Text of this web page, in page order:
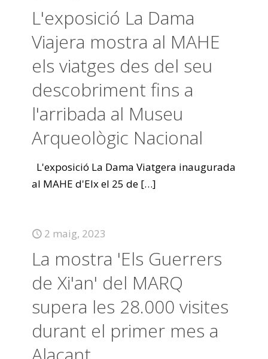
L'exposició La Dama
Viajera mostra al MAHE
els viatges des del seu
descobriment fins a
l'arribada al Museu
Arqueològic Nacional
L'exposició La Dama Viatgera inaugurada
al MAHE d'Elx el 25 de […]
2 maig, 2023
La mostra 'Els Guerrers
de Xi'an' del MARQ
supera les 28.000 visites
durant el primer mes a